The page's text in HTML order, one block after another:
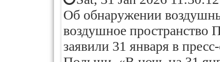
Об обнаружении
воздушное пространство
заявили 31 января в